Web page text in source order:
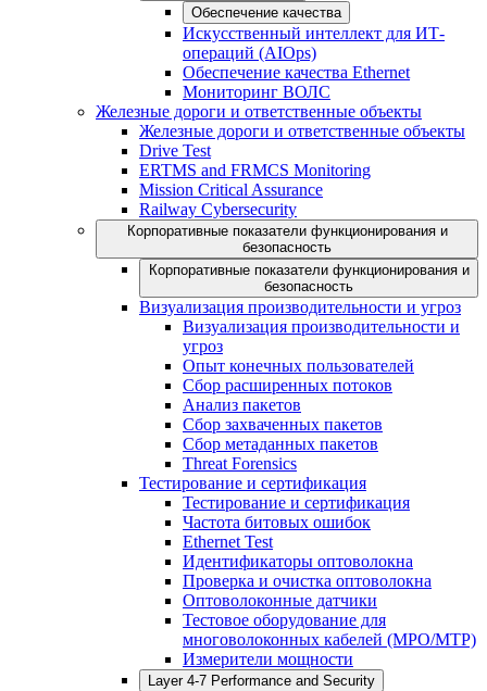
Обеспечение качества
Искусственный интеллект для ИТ-
операций (AIOps)
Обеспечение качества Ethernet
Мониторинг ВОЛС
Железные дороги и ответственные объекты
Железные дороги и ответственные объекты
Drive Test
ERTMS and FRMCS Monitoring
Mission Critical Assurance
Railway Cybersecurity
Корпоративные показатели функционирования и
безопасность
Корпоративные показатели функционирования и
безопасность
Визуализация производительности и угроз
Визуализация производительности и
угроз
Опыт конечных пользователей
Сбор расширенных потоков
Анализ пакетов
Сбор захваченных пакетов
Сбор метаданных пакетов
Threat Forensics
Тестирование и сертификация
Тестирование и сертификация
Частота битовых ошибок
Ethernet Test
Идентификаторы оптоволокна
Проверка и очистка оптоволокна
Оптоволоконные датчики
Тестовое оборудование для
многоволоконных кабелей (MPO/MTP)
Измерители мощности
Layer 4-7 Performance and Security